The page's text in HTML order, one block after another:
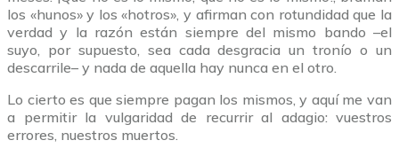
los «hunos» y los «hotros», y afirman con rotundidad que la
verdad y la razón están siempre del mismo bando –el
suyo, por supuesto, sea cada desgracia un tronío o un
descarrile– y nada de aquella hay nunca en el otro.
Lo cierto es que siempre pagan los mismos, y aquí me van
a permitir la vulgaridad de recurrir al adagio: vuestros
errores, nuestros muertos.